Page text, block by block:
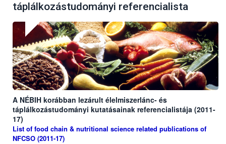
táplálkozástudományi referencialista
A NÉBIH korábban lezárult élelmiszerlánc- és
táplálkozástudományi kutatásainak referencialistája (2011-
17)
List of food chain & nutritional science related publications of
NFCSO (2011-17)